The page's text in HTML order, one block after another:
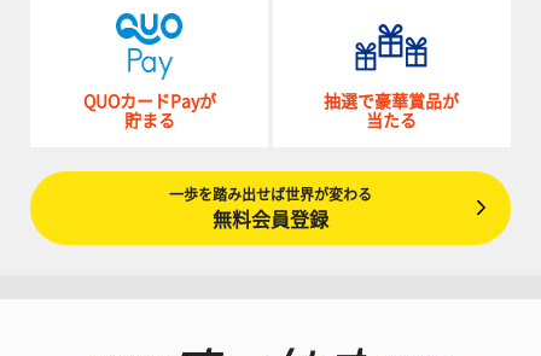
QUOカードPayが
貯まる
抽選で豪華賞品が
当たる
一歩を踏み出せば世界が変わる
無料会員登録